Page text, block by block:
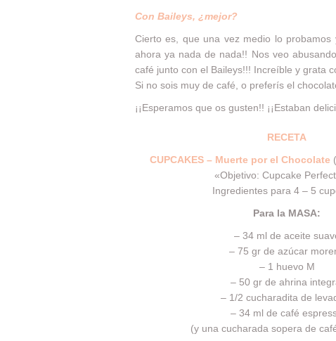
Con Baileys, ¿mejor?
Cierto es, que una vez medio lo
ahora ya nada de nada!! Nos veo
café junto con el Baileys!!! Increíble y grata
Si no sois muy de café, o preferís el
¡¡Esperamos que os gusten!! ¡¡Estaban
RECETA
CUPCAKES – Muerte por el Chocolate
«Objetivo: Cupcake
Ingredientes para 4 – 5
Para la MASA:
– 34 ml de aceite
– 75 gr de azúcar
– 1 huevo M
– 50 gr de ahrina
– 1/2 cucharadita de
– 34 ml de café
(y una cucharada sopera de